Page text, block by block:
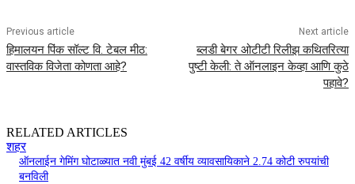
Previous article
हिमालयन पिंक सॉल्ट वि. टेबल मीठ:
वास्तविक विजेता कोणता आहे?
Next article
ब्लडी बेगर ओटीटी रिलीझ कथितरित्या
पुष्टी केली: ते ऑनलाइन केव्हा आणि कुठे
पहावे?
RELATED ARTICLES
शहर
ऑनलाईन गेमिंग घोटाळ्यात नवी मुंबई 42 वर्षीय व्यावसायिकाने 2.74 कोटी रुपयांची
बनविली